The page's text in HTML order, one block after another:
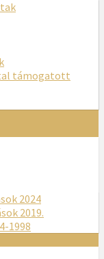
támogatott
2024
2019.
1998